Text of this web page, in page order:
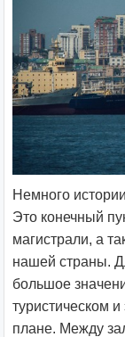
Немного
Это конечный
магистрали, а
нашей страны.
большое
туристическом
плане. Между